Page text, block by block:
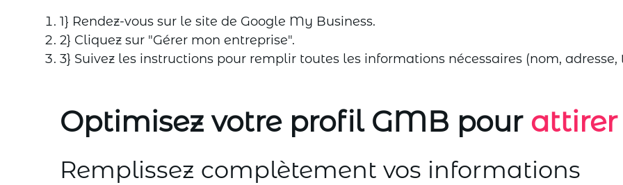
1} Rendez-vous sur le site de Google My Business.
2} Cliquez sur "Gérer mon entreprise".
3} Suivez les instructions pour remplir toutes les informations nécessaires (nom, adresse,
Optimisez votre profil GMB pour attirer
Remplissez complètement vos informations